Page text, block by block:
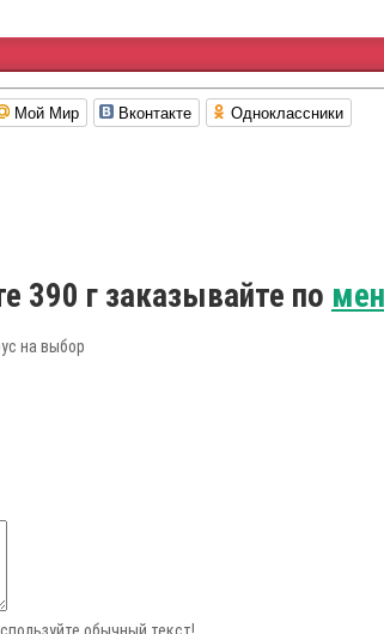
Мой Мир Вконтакте Одноклассники
390 г заказывайте по
на выбор